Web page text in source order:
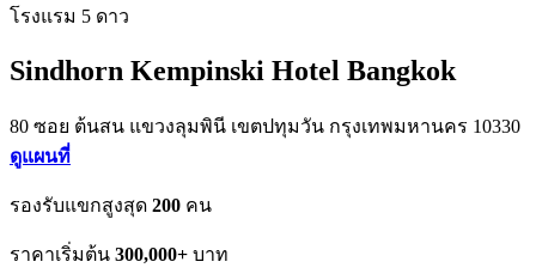
โรงแรม 5 ดาว
Sindhorn Kempinski Hotel Bangkok
80 ซอย ต้นสน แขวงลุมพินี เขตปทุมวัน กรุงเทพมหานคร 10330
ดูแผนที่
รองรับแขกสูงสุด 200 คน
ราคาเริ่มต้น 300,000+ บาท